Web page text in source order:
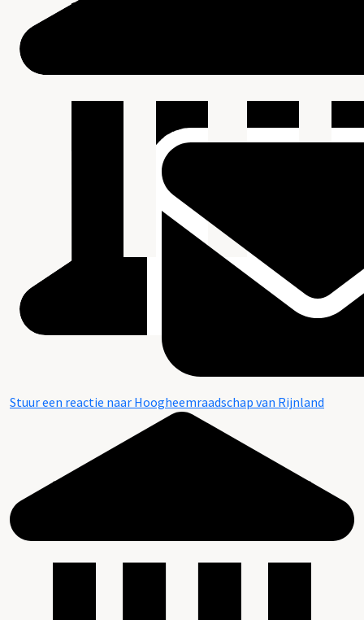
Stuur een reactie naar Hoogheemraadschap van Rijnland